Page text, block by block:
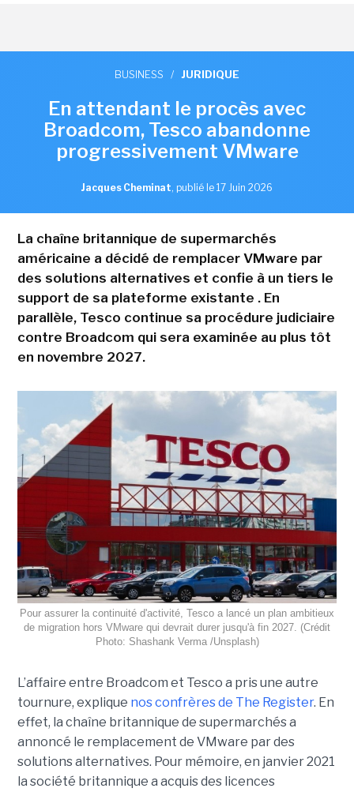
BUSINESS / JURIDIQUE
En attendant le procès avec
Broadcom, Tesco abandonne
progressivement VMware
Jacques Cheminat, publié le 17 Juin 2026
La chaîne britannique de supermarchés
américaine a décidé de remplacer VMware par
des solutions alternatives et confie à un tiers le
support de sa plateforme existante . En
parallèle, Tesco continue sa procédure judiciaire
contre Broadcom qui sera examinée au plus tôt
en novembre 2027.
Pour assurer la continuité d'activité, Tesco a lancé un plan ambitieux
de migration hors VMware qui devrait durer jusqu'à fin 2027. (Crédit
Photo: Shashank Verma /Unsplash)
L’affaire entre Broadcom et Tesco a pris une autre
tournure, explique nos confrères de The Register. En
effet, la chaîne britannique de supermarchés a
annoncé le remplacement de VMware par des
solutions alternatives. Pour mémoire, en janvier 2021
la société britannique a acquis des licences